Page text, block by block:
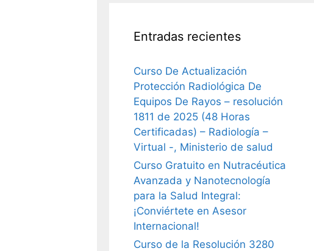
Entradas recientes
Curso De Actualización
Protección Radiológica De
Equipos De Rayos – resolución
1811 de 2025 (48 Horas
Certificadas) – Radiología –
Virtual -, Ministerio de salud
Curso Gratuito en Nutracéutica
Avanzada y Nanotecnología
para la Salud Integral:
¡Conviértete en Asesor
Internacional!
Curso de la Resolución 3280